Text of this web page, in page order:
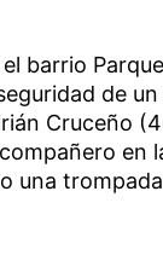
barrio
de
Cruceño
en
una